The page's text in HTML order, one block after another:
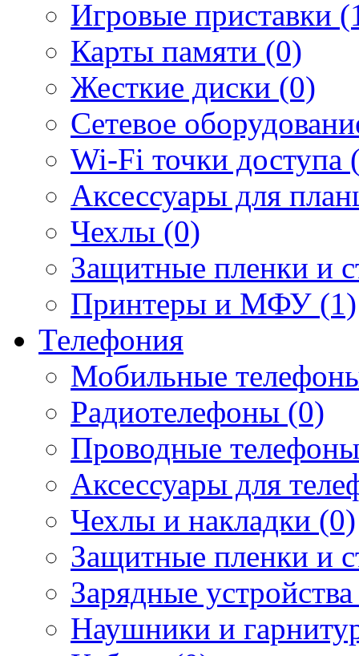
Игровые приставки
Карты памяти (0)
Жесткие диски (0)
Сетевое
Wi-Fi точки доступа
Аксессуары для
Чехлы (0)
Защитные пленки и
Принтеры и МФУ (1)
Телефония
Мобильные
Радиотелефоны (0)
Проводные
Аксессуары для
Чехлы и накладки (0)
Защитные пленки и
Зарядные
Наушники и